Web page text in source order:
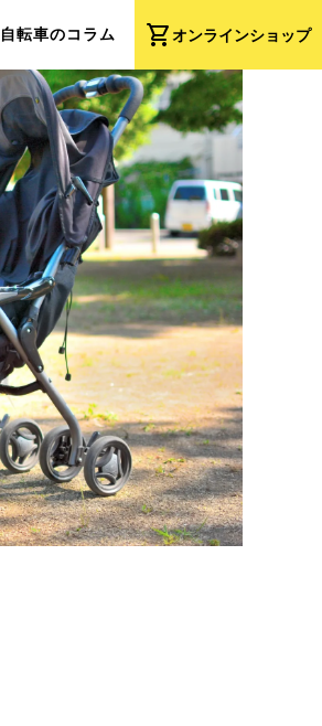
shopping_cartオンラインショップ
自転車のコラム